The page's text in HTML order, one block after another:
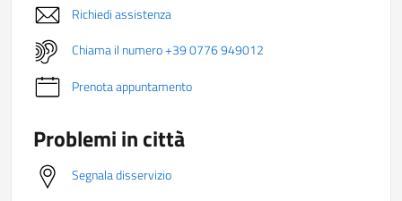
Richiedi assistenza
Chiama il numero +39 0776 949012
Prenota appuntamento
Problemi in città
Segnala disservizio